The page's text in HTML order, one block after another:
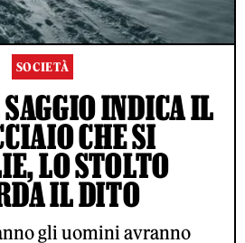
SOCIETÀ
INDICA IL
CHE SI
LO STOLTO
IL DITO
gli uomini avranno